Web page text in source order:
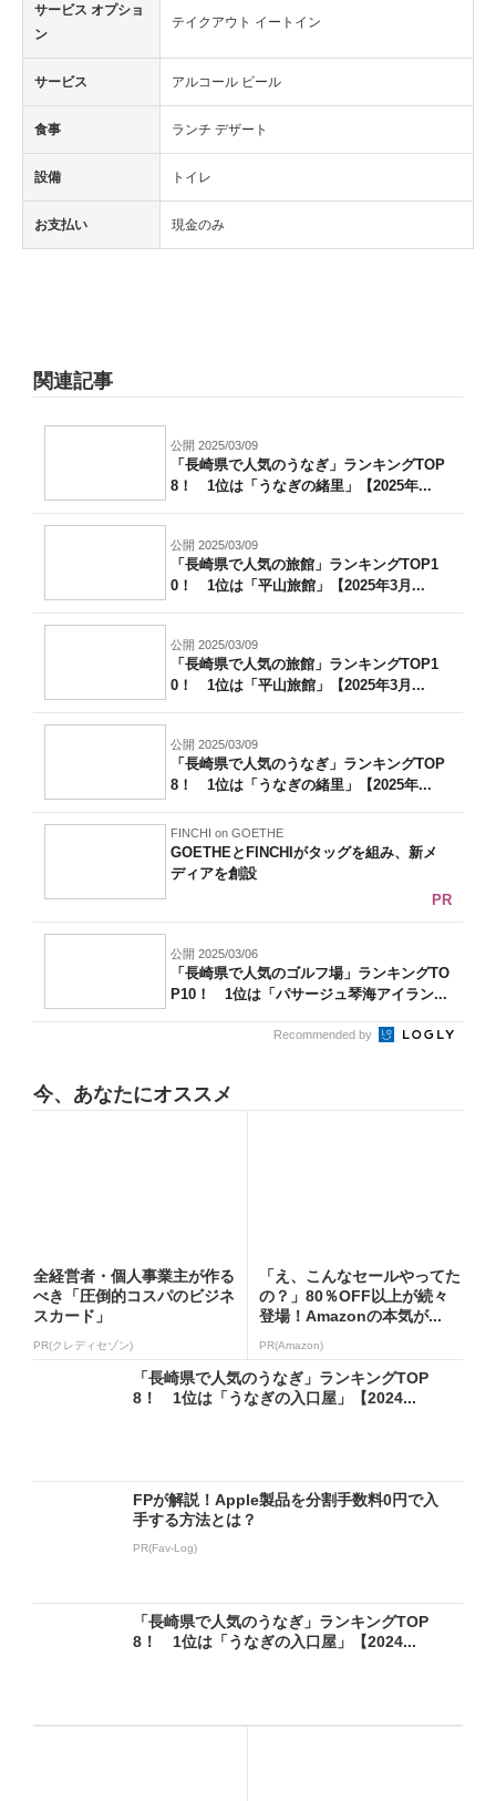
サービス オプショ
ン
テイクアウト イートイン
サービス アルコール ビール
食事 ランチ デザート
設備 トイレ
お支払い 現金のみ
関連記事
公開 2025/03/09
「長崎県で人気のうなぎ」ランキングTOP
8！ 1位は「うなぎの緒里」【2025年...
公開 2025/03/09
「長崎県で人気の旅館」ランキングTOP1
0！ 1位は「平山旅館」【2025年3月...
公開 2025/03/09
「長崎県で人気の旅館」ランキングTOP1
0！ 1位は「平山旅館」【2025年3月...
公開 2025/03/09
「長崎県で人気のうなぎ」ランキングTOP
8！ 1位は「うなぎの緒里」【2025年...
FINCHI on GOETHE
GOETHEとFINCHIがタッグを組み、新メ
ディアを創設
PR
公開 2025/03/06
「長崎県で人気のゴルフ場」ランキングTO
P10！ 1位は「パサージュ琴海アイラン...
Recommended by
今、あなたにオススメ
全経営者・個人事業主が作る
べき「圧倒的コスパのビジネ
スカード」
PR(クレディセゾン)
「え、こんなセールやってた
の？」80％OFF以上が続々
登場！Amazonの本気が...
PR(Amazon)
「長崎県で人気のうなぎ」ランキングTOP
8！ 1位は「うなぎの入口屋」【2024...
FPが解説！Apple製品を分割手数料0円で入
手する方法とは？
PR(Fav-Log)
「長崎県で人気のうなぎ」ランキングTOP
8！ 1位は「うなぎの入口屋」【2024...